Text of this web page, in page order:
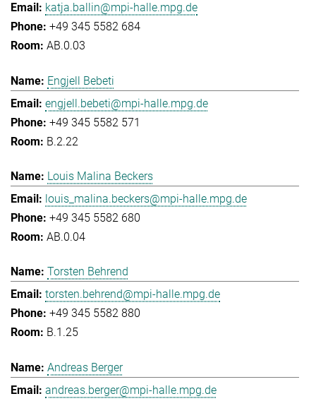
katja.ballin@mpi-halle.mpg.de
+49 345 5582 684
AB.0.03
Engjell Bebeti
engjell.bebeti@mpi-halle.mpg.de
+49 345 5582 571
B.2.22
Louis Malina Beckers
louis_malina.beckers@mpi-halle.mpg.de
+49 345 5582 680
AB.0.04
Torsten Behrend
torsten.behrend@mpi-halle.mpg.de
+49 345 5582 880
B.1.25
Andreas Berger
andreas.berger@mpi-halle.mpg.de